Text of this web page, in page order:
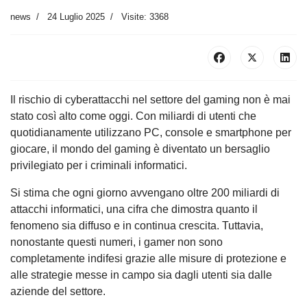
news 24 Luglio 2025 Visite: 3368
Il rischio di cyberattacchi nel settore del gaming non è mai
stato così alto come oggi. Con miliardi di utenti che
quotidianamente utilizzano PC, console e smartphone per
giocare, il mondo del gaming è diventato un bersaglio
privilegiato per i criminali informatici.
Si stima che ogni giorno avvengano oltre 200 miliardi di
attacchi informatici, una cifra che dimostra quanto il
fenomeno sia diffuso e in continua crescita. Tuttavia,
nonostante questi numeri, i gamer non sono
completamente indifesi grazie alle misure di protezione e
alle strategie messe in campo sia dagli utenti sia dalle
aziende del settore.